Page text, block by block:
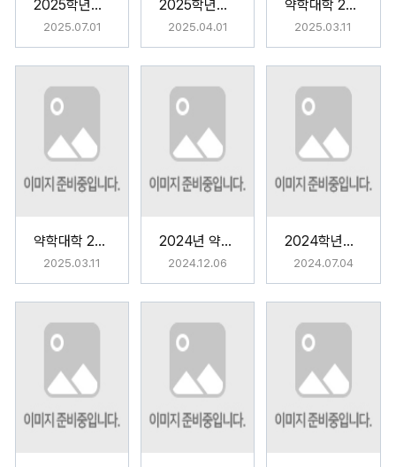
2025학년도 White Coat Ceremony
2025.07.01
2025학년도 약학과 MT
2025.04.01
약학대학 2024학년도 전기 학위수여식
2025.03.11
약학대학 2025학년도 신입생 오리엔테이션
2025.03.11
2024년 약학대학 홈커밍데이 [순약인의 밤]
2024.12.06
2024학년도 White Coat Ceremony
2024.07.04